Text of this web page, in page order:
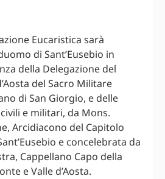
Eucaristica sarà
di Sant’Eusebio in
della Delegazione del
del Sacro Militare
di San Giorgio, e delle
e militari, da Mons.
Arcidiacono del Capitolo
e concelebrata da
Cappellano Capo della
e Valle d’Aosta.